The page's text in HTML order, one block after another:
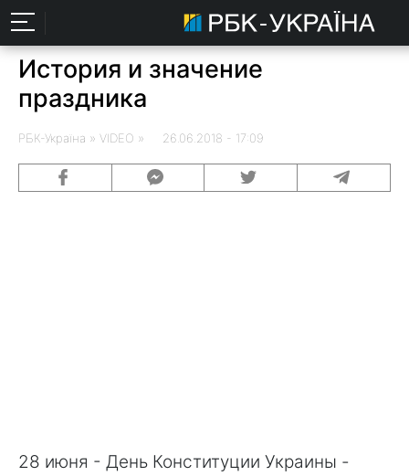
История и значение
праздника
РБК-Україна » VIDEO » 26.06.2018 - 17:09
28 июня - День Конституции Украины -